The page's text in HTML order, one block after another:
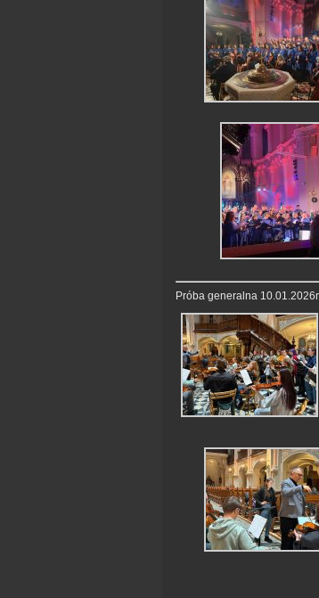
Próba generalna